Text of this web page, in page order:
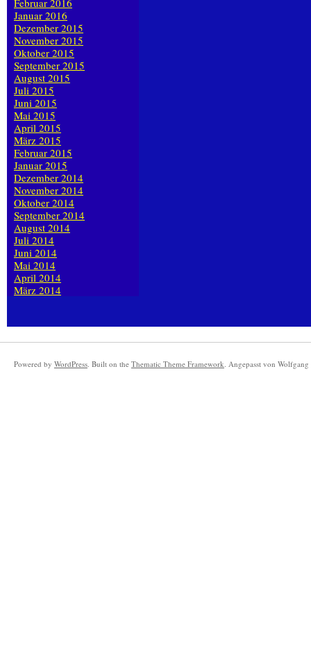
Februar 2016
Januar 2016
Dezember 2015
November 2015
Oktober 2015
September 2015
August 2015
Juli 2015
Juni 2015
Mai 2015
April 2015
März 2015
Februar 2015
Januar 2015
Dezember 2014
November 2014
Oktober 2014
September 2014
August 2014
Juli 2014
Juni 2014
Mai 2014
April 2014
März 2014
Powered by WordPress. Built on the Thematic Theme Framework. Angepasst von